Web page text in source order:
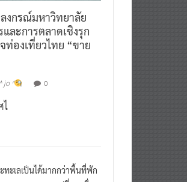
งกรณ์มหาวิทยาลัย
ละการตลาดเชิงรุก
องเที่ยวไทย “ขาย
Exercise” เปลี่ยนคลื่น